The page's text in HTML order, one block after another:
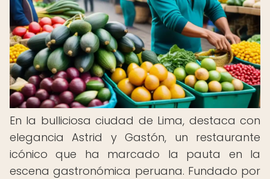
En la bulliciosa ciudad de Lima, destaca con
elegancia Astrid y Gastón, un restaurante
icónico que ha marcado la pauta en la
escena gastronómica peruana. Fundado por